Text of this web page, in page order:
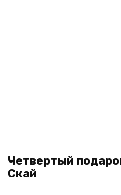
Четвертый
Скай